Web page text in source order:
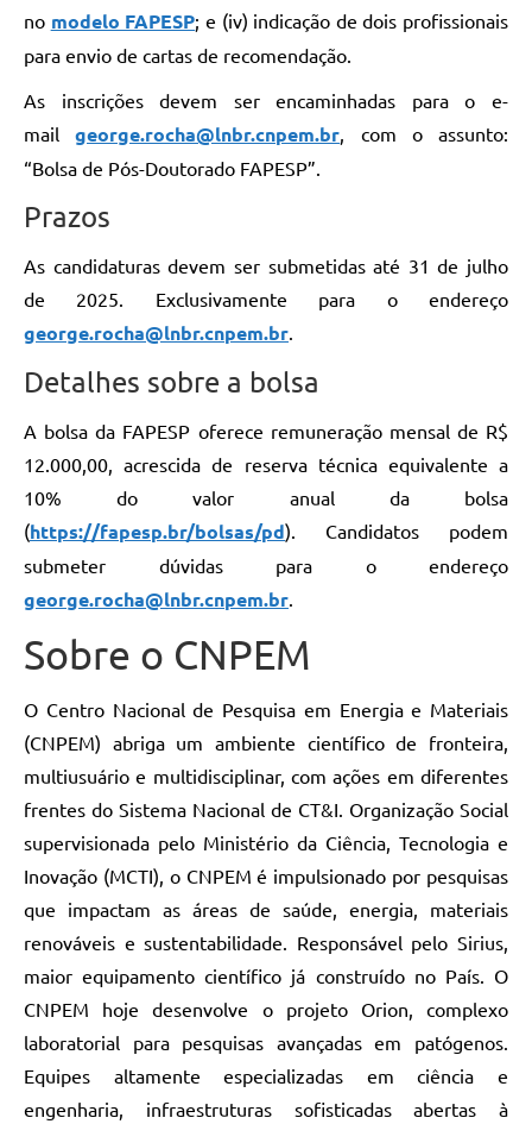
no modelo FAPESP; e (iv) indicação de dois profissionais
para envio de cartas de recomendação.
As inscrições devem ser encaminhadas para o e-
mailgeorge.rocha@lnbr.cnpem.br, com o assunto:
“Bolsa de Pós-Doutorado FAPESP”.
Prazos
As candidaturas devem ser submetidas até 31 de julho
de 2025. Exclusivamente para o endereço
george.rocha@lnbr.cnpem.br.
Detalhes sobre a bolsa
A bolsa da FAPESP oferece remuneração mensal de R$
12.000,00, acrescida de reserva técnica equivalente a
10% do valor anual da bolsa
(https://fapesp.br/bolsas/pd). Candidatos podem
submeter dúvidas para o endereço
george.rocha@lnbr.cnpem.br.
Sobre o CNPEM
O Centro Nacional de Pesquisa em Energia e Materiais
(CNPEM) abriga um ambiente científico de fronteira,
multiusuário e multidisciplinar, com ações em diferentes
frentes do Sistema Nacional de CT&I. Organização Social
supervisionada pelo Ministério da Ciência, Tecnologia e
Inovação (MCTI), o CNPEM é impulsionado por pesquisas
que impactam as áreas de saúde, energia, materiais
renováveis e sustentabilidade. Responsável pelo Sirius,
maior equipamento científico já construído no País. O
CNPEM hoje desenvolve o projeto Orion, complexo
laboratorial para pesquisas avançadas em patógenos.
Equipes altamente especializadas em ciência e
engenharia, infraestruturas sofisticadas abertas à